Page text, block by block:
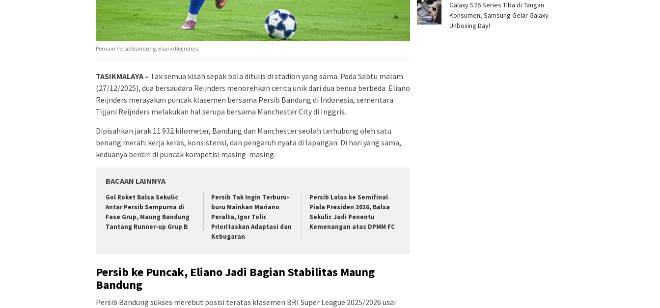
Pemain Persib Bandung, Eliano Reijnders.
TASIKMALAYA – Tak semua kisah sepak bola ditulis di stadion yang sama. Pada Sabtu malam
(27/12/2025), dua bersaudara Reijnders menorehkan cerita unik dari dua benua berbeda. Eliano
Reijnders merayakan puncak klasemen bersama Persib Bandung di Indonesia, sementara
Tijjani Reijnders melakukan hal serupa bersama Manchester City di Inggris.
Dipisahkan jarak 11.932 kilometer, Bandung dan Manchester seolah terhubung oleh satu
benang merah: kerja keras, konsistensi, dan pengaruh nyata di lapangan. Di hari yang sama,
keduanya berdiri di puncak kompetisi masing-masing.
BACAAN LAINNYA
Gol Roket Balsa Sekulic
Antar Persib Sempurna di
Fase Grup, Maung Bandung
Tantang Runner-up Grup B
Persib Tak Ingin Terburu-
buru Mainkan Mariano
Peralta, Igor Tolic
Prioritaskan Adaptasi dan
Kebugaran
Persib Lolos ke Semifinal
Piala Presiden 2026, Balsa
Sekulic Jadi Penentu
Kemenangan atas DPMM FC
Persib ke Puncak, Eliano Jadi Bagian Stabilitas Maung
Bandung
Persib Bandung sukses merebut posisi teratas klasemen BRI Super League 2025/2026 usai
Galaxy S26 Series Tiba di Tangan
Konsumen, Samsung Gelar Galaxy
Unboxing Day!